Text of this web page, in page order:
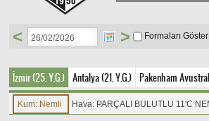
< > Formaları Göster
İzmir (25. Y.G.) Antalya (21. Y.G.) Pakenham
Kum: Nemli Hava: PARÇALI BULUTLU 11'C